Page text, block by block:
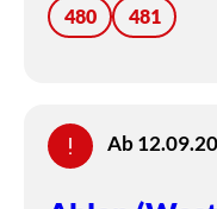
480
481
Ab